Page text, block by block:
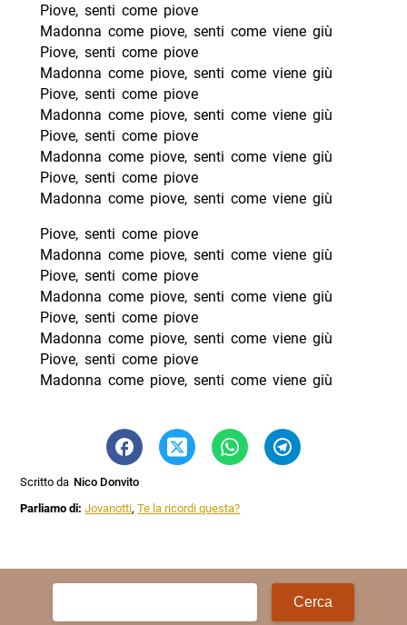
Piove, senti come piove
Madonna come piove, senti come viene giù
Piove, senti come piove
Madonna come piove, senti come viene giù
Piove, senti come piove
Madonna come piove, senti come viene giù
Piove, senti come piove
Madonna come piove, senti come viene giù
Piove, senti come piove
Madonna come piove, senti come viene giù
Piove, senti come piove
Madonna come piove, senti come viene giù
Piove, senti come piove
Madonna come piove, senti come viene giù
Piove, senti come piove
Madonna come piove, senti come viene giù
Piove, senti come piove
Madonna come piove, senti come viene giù
Scritto da Nico Donvito
Parliamo di:Jovanotti,Te la ricordi questa?
Ricerca